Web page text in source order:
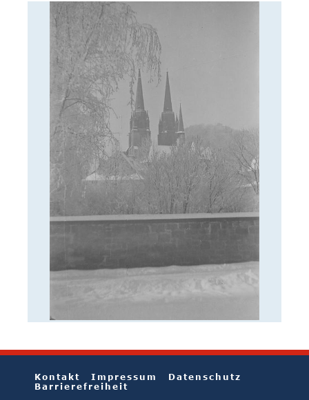
Kontakt Impressum
Datenschutz
Barrierefreiheit